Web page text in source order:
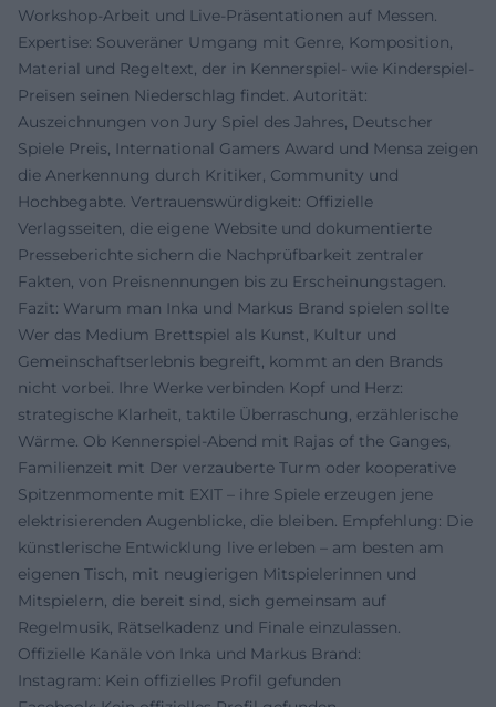
Workshop-Arbeit und Live-Präsentationen auf Messen.
Expertise: Souveräner Umgang mit Genre, Komposition,
Material und Regeltext, der in Kennerspiel- wie Kinderspiel-
Preisen seinen Niederschlag findet. Autorität:
Auszeichnungen von Jury Spiel des Jahres, Deutscher
Spiele Preis, International Gamers Award und Mensa zeigen
die Anerkennung durch Kritiker, Community und
Hochbegabte. Vertrauenswürdigkeit: Offizielle
Verlagsseiten, die eigene Website und dokumentierte
Presseberichte sichern die Nachprüfbarkeit zentraler
Fakten, von Preisnennungen bis zu Erscheinungstagen.
Fazit: Warum man Inka und Markus Brand spielen sollte
Wer das Medium Brettspiel als Kunst, Kultur und
Gemeinschaftserlebnis begreift, kommt an den Brands
nicht vorbei. Ihre Werke verbinden Kopf und Herz:
strategische Klarheit, taktile Überraschung, erzählerische
Wärme. Ob Kennerspiel-Abend mit Rajas of the Ganges,
Familienzeit mit Der verzauberte Turm oder kooperative
Spitzenmomente mit EXIT – ihre Spiele erzeugen jene
elektrisierenden Augenblicke, die bleiben. Empfehlung: Die
künstlerische Entwicklung live erleben – am besten am
eigenen Tisch, mit neugierigen Mitspielerinnen und
Mitspielern, die bereit sind, sich gemeinsam auf
Regelmusik, Rätselkadenz und Finale einzulassen.
Offizielle Kanäle von Inka und Markus Brand:
Instagram: Kein offizielles Profil gefunden